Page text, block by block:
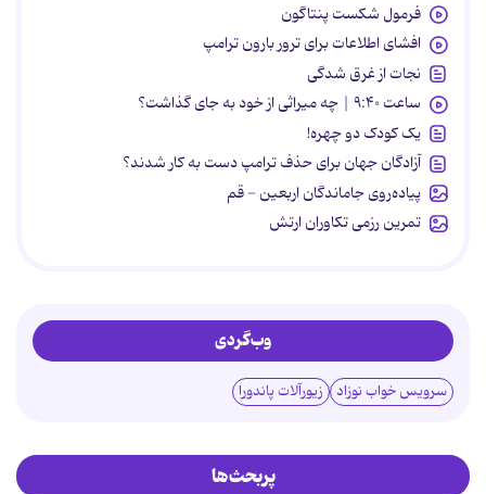
فرمول شکست پنتاگون
افشای اطلاعات برای ترور بارون ترامپ
نجات از غرق شدگی
ساعت ۹:۴۰ | چه میراثی از خود به جای گذاشت؟
یک کودک دو چهره!
آزادگان جهان برای حذف ترامپ دست به کار شدند؟
پیاده‌روی جاماندگان اربعین - قم
تمرین رزمی تکاوران ارتش
وب‌گردی
سرویس خواب نوزاد زیورآلات پاندورا
پربحث‌ها